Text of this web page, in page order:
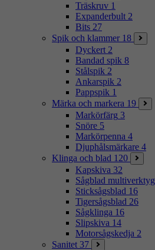
Träskruv 1
Expanderbult 2
Bits 27
Spik och klammer 18
Dyckert 2
Bandad spik 8
Stålspik 2
Ankarspik 2
Pappspik 1
Märka och markera 19
Markörfärg 3
Snöre 5
Markörpenna 4
Djuphålsmärkare 4
Klinga och blad 120
Kapskiva 32
Sågblad multiverktyg
Sticksågsblad 16
Tigersågsblad 26
Sågklinga 16
Slipskiva 14
Motorsågskedja 2
Sanitet 37